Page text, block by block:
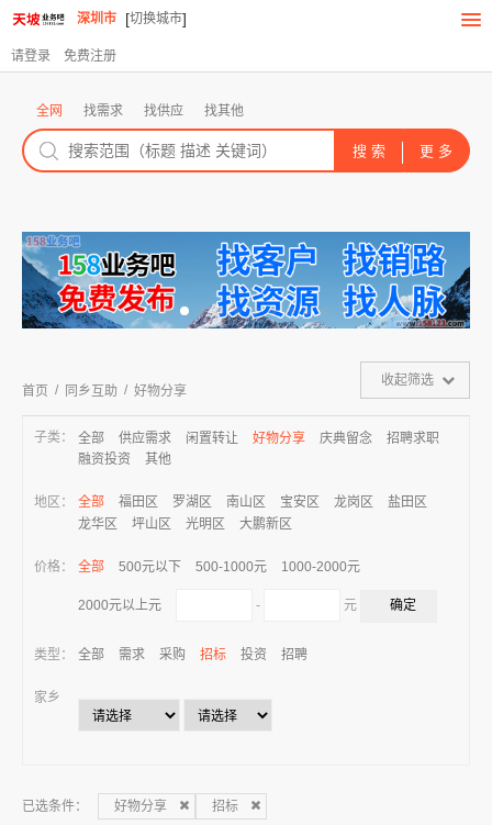
深圳市 [切换城市]
请登录 免费注册
全网 找需求 找供应 找其他
首页 / 同乡互助 / 好物分享
收起筛选
子类： 全部 供应需求 闲置转让 好物分享 庆典留念
招聘求职
融资投资
其他
地区： 全部 福田区 罗湖区 南山区 宝安区 龙岗区
盐田区
龙华区
坪山区 光明区 大鹏新区
价格： 全部 500元以下 500-1000元 1000-2000元
2000元以上元 - 元
类型： 全部 需求 采购 招标 投资 招聘
家乡
已选条件： 好物分享 招标